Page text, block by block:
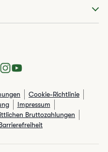
Cookie-Richtlinie
Impressum
Bruttozahlungen​